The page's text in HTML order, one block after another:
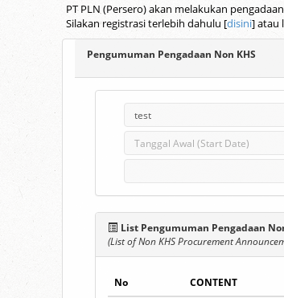
PT PLN (Persero) akan melakukan
Silakan registrasi terlebih dahulu [disini] atau
Pengumuman Pengadaan Non KHS
List Pengumuman Pengadaan
(List of Non KHS Procurement
No CONTENT